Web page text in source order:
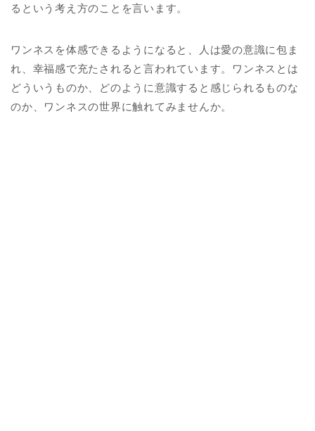
るという考え方のことを言います。
ワンネスを体感できるようになると、人は愛の意識に包ま
れ、幸福感で充たされると言われています。ワンネスとは
どういうものか、どのように意識すると感じられるものな
のか、ワンネスの世界に触れてみませんか。